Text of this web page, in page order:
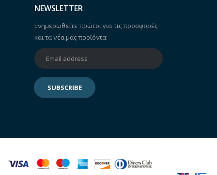
NEWSLETTER
Ενημερωθείτε πρώτοι για τις προσφορές
και τα νέα μας προϊόντα: